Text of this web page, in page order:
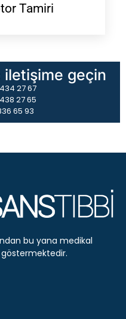
Tamiri
iletişime geçin
27 67
27 65
65 93
bu yana medikal